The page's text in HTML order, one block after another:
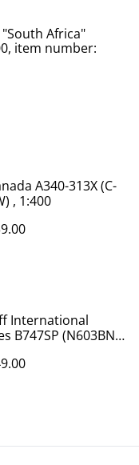
"South Africa"
item number:
A340-313X (C-
, 1:400
International
B747SP (N603BN),